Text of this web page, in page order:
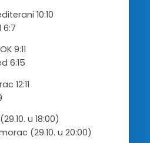
10:10
6:7
9:11
6:15
12:11
u 18:00)
(29.10. u 20:00)